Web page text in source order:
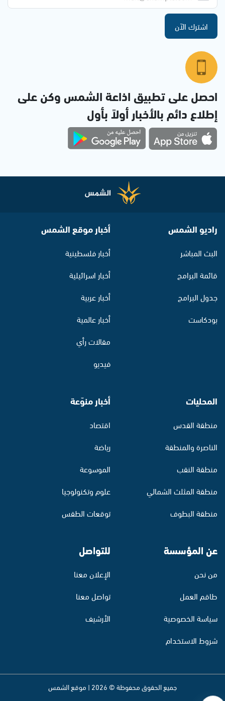
اشترك الآن
احصل على تطبيق اذاعة الشمس وكن على
إطلاع دائم بالأخبار أولاً بأول
راديو الشمس
البث المباشر
قائمة البرامج
جدول البرامج
بودكاست
أخبار موقع الشمس
أخبار فلسطينية
أخبار اسرائيلية
أخبار عربية
أخبار عالمية
مقالات رأي
فيديو
المحليات
منطقة القدس
الناصرة والمنطقة
منطقة النقب
منطقة المثلث الشمالي
منطقة البطوف
أخبار منوّعة
اقتصاد
رياضة
الموسوعة
علوم وتكنولوجيا
توقعات الطقس
عن المؤسسة
من نحن
طاقم العمل
سياسة الخصوصية
شروط الاستخدام
للتواصل
الإعلان معنا
تواصل معنا
الأرشيف
جميع الحقوق محفوظة © 2026 | موقع الشمس